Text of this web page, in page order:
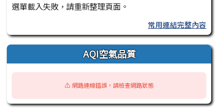
選單載入失敗，請重新整理頁面。
常用連結完整內容
AQI空氣品質
⚠️ 網路連線錯誤，請檢查網路狀態